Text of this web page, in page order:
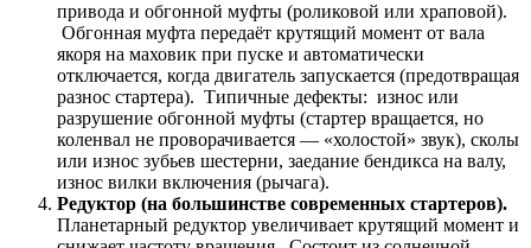
привода и обгонной муфты (роликовой или храповой).
Обгонная муфта передаёт крутящий момент от вала
якоря на маховик при пуске и автоматически
отключается, когда двигатель запускается (предотвращая
разнос стартера). Типичные дефекты: износ или
разрушение обгонной муфты (стартер вращается, но
коленвал не проворачивается — «холостой» звук), сколы
или износ зубьев шестерни, заедание бендикса на валу,
износ вилки включения (рычага).
Редуктор (на большинстве современных стартеров).
Планетарный редуктор увеличивает крутящий момент и